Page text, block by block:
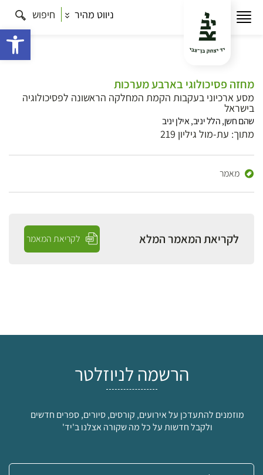
ניווט מהיר חיפוש
מחזה פסיכולוגי בארבע מערכות
מסע ארכיוני בעקבות הקמת המחלקה הראשונה לפסיכולוגיה
בישראל
שהם חשן, הלל יניב, אילן יניב
מתוך: עת-מול גיליון 219
מאמר
לקריאת המאמר המלא לקריאת המאמר
הרשמה לניוזלטר
מוזמנים להתעדכן על אירועים, קורסים, סיורים, ספרים חדשים
ולקבל חדשות על כל מה שקורה אצלנו ב'יד'
אימייל: